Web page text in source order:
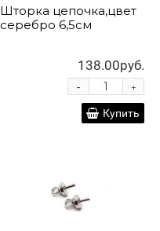
Шторка цепочка,цвет
серебро 6,5см
138.00руб.
+
-
Купить